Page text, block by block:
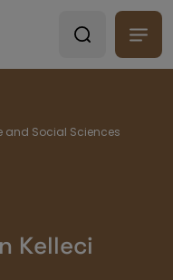
and Social Sciences
Kelleci